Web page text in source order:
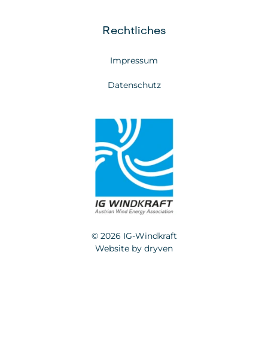
Rechtliches
Impressum
Datenschutz
© 2026 IG-Windkraft
Website by dryven